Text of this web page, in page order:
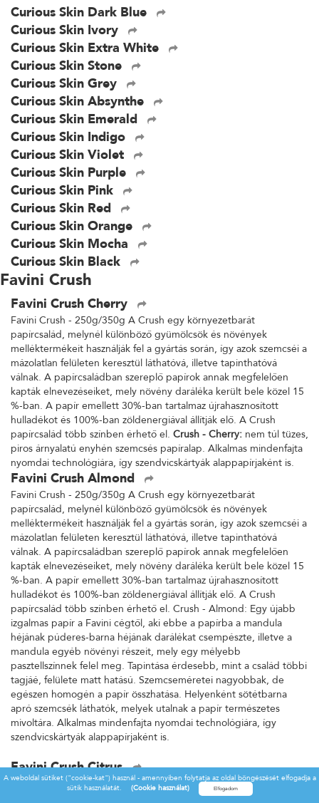
Curious Skin Dark Blue
Curious Skin Ivory
Curious Skin Extra White
Curious Skin Stone
Curious Skin Grey
Curious Skin Absynthe
Curious Skin Emerald
Curious Skin Indigo
Curious Skin Violet
Curious Skin Purple
Curious Skin Pink
Curious Skin Red
Curious Skin Orange
Curious Skin Mocha
Curious Skin Black
Favini Crush
Favini Crush Cherry
Favini Crush - 250g/350g A Crush egy környezetbarát
papírcsalád, melynél különböző gyümölcsök és növények
melléktermékeit használják fel a gyártás során, így azok szemcséi a
mázolatlan felületen keresztül láthatóvá, illetve tapinthatóvá
válnak. A papírcsaládban szereplő papírok annak megfelelően
kapták elnevezéseiket, mely növény daráléka került bele közel 15
%-ban. A papír emellett 30%-ban tartalmaz újrahasznosított
hulladékot és 100%-ban zöldenergiával állítják elő. A Crush
papírcsalád több színben érhető el. Crush - Cherry: nem túl tüzes,
piros árnyalatú enyhén szemcsés papíralap. Alkalmas mindenfajta
nyomdai technológiára, így szendvicskártyák alappapírjaként is.
Favini Crush Almond
Favini Crush - 250g/350g A Crush egy környezetbarát
papírcsalád, melynél különböző gyümölcsök és növények
melléktermékeit használják fel a gyártás során, így azok szemcséi a
mázolatlan felületen keresztül láthatóvá, illetve tapinthatóvá
válnak. A papírcsaládban szereplő papírok annak megfelelően
kapták elnevezéseiket, mely növény daráléka került bele közel 15
%-ban. A papír emellett 30%-ban tartalmaz újrahasznosított
hulladékot és 100%-ban zöldenergiával állítják elő. A Crush
papírcsalád több színben érhető el. Crush - Almond: Egy újabb
izgalmas papír a Favini cégtől, aki ebbe a papírba a mandula
héjának púderes-barna héjának darálékat csempészte, illetve a
mandula egyéb növényi részeit, mely egy mélyebb
pasztellszínnek felel meg. Tapintása érdesebb, mint a család többi
tagjáé, felülete matt hatású. Szemcseméretei nagyobbak, de
egészen homogén a papír összhatása. Helyenként sötétbarna
apró szemcsék láthatók, melyek utalnak a papír természetes
mivoltára. Alkalmas mindenfajta nyomdai technológiára, így
szendvicskártyák alappapírjaként is.
Favini Crush Citrus
Favini Crush - 250g/350g A Crush egy környezetbarát
papírcsalád, melynél különböző gyümölcsök és növények
A weboldal sütiket ("cookie-kat") használ - amennyiben folytatja az oldal böngészését elfogadja a
sütik használatát.
(Cookie használat)